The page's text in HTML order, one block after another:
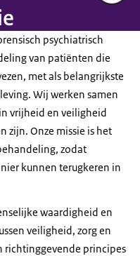
psychiatrisch
van patiënten die
met als belangrijkste
Wij werken samen
vrijheid en veiligheid
zijn. Onze missie is het
zodat
kunnen terugkeren in
waardigheid en
veiligheid, zorg en
richtinggevende principes